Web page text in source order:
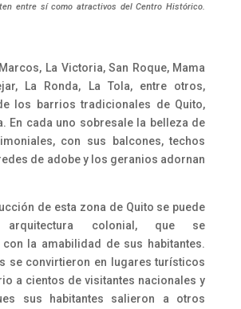
entre sí como atractivos del Centro Histórico.
La Victoria, San Roque, Mama
La Ronda, La Tola, entre otros,
los barrios tradicionales de Quito,
En cada uno sobresale la belleza de
con sus balcones, techos
de adobe y los geranios adornan
de esta zona de Quito se puede
colonial, que se
con la amabilidad de sus habitantes.
se convirtieron en lugares turísticos
a cientos de visitantes nacionales y
sus habitantes salieron a otros